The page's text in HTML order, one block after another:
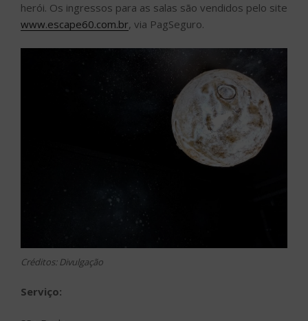
herói. Os ingressos para as salas são vendidos pelo site
www.escape60.com.br, via PagSeguro.
Créditos: Divulgação
Serviço: